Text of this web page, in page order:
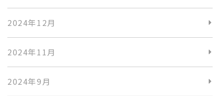
2024年12月
2024年11月
2024年9月